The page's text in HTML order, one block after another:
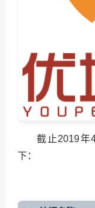
截止2019年
下：